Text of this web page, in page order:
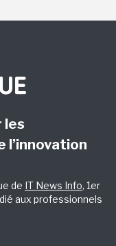
les
l’innovation
de IT News Info, 1er
aux professionnels